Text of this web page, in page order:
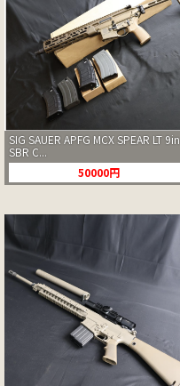
SIG SAUER APFG MCX SPEAR LT 9in
SBR C...
50000円